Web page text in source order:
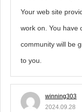
Your web site
work on. You have
community will be
to you.
winning303
2024.09.28